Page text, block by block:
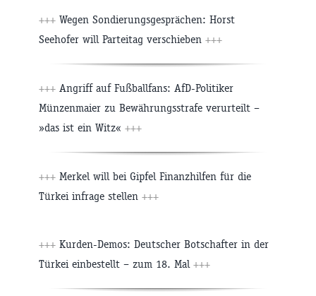
+++ Wegen Sondierungsgesprächen: Horst
Seehofer will Parteitag verschieben +++
+++ Angriff auf Fußballfans: AfD-Politiker
Münzenmaier zu Bewährungsstrafe verurteilt –
»das ist ein Witz« +++
+++ Merkel will bei Gipfel Finanzhilfen für die
Türkei infrage stellen +++
+++ Kurden-Demos: Deutscher Botschafter in der
Türkei einbestellt – zum 18. Mal +++